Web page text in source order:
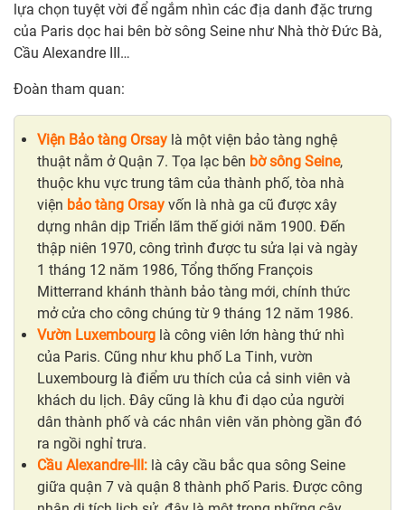
lựa chọn tuyệt vời để ngắm nhìn các địa danh đặc trưng
của Paris dọc hai bên bờ sông Seine như Nhà thờ Đức Bà,
Cầu Alexandre III…
Đoàn tham quan:
Viện Bảo tàng Orsay là một viện bảo tàng nghệ
thuật nằm ở Quận 7. Tọa lạc bên bờ sông Seine,
thuộc khu vực trung tâm của thành phố, tòa nhà
viện bảo tàng Orsay vốn là nhà ga cũ được xây
dựng nhân dịp Triển lãm thế giới năm 1900. Đến
thập niên 1970, công trình được tu sửa lại và ngày
1 tháng 12 năm 1986, Tổng thống François
Mitterrand khánh thành bảo tàng mới, chính thức
mở cửa cho công chúng từ 9 tháng 12 năm 1986.
Vườn Luxembourg là công viên lớn hàng thứ nhì
của Paris. Cũng như khu phố La Tinh, vườn
Luxembourg là điểm ưu thích của cả sinh viên và
khách du lịch. Đây cũng là khu đi dạo của người
dân thành phố và các nhân viên văn phòng gần đó
ra ngồi nghỉ trưa.
Cầu Alexandre-III: là cây cầu bắc qua sông Seine
giữa quận 7 và quận 8 thành phố Paris. Được công